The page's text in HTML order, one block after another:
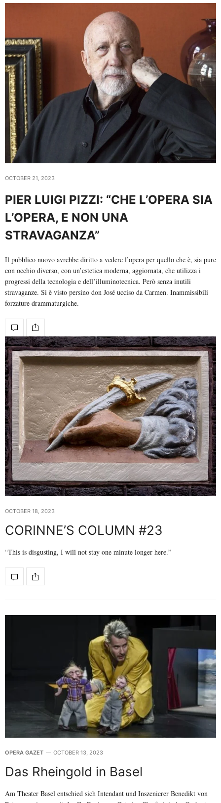
OCTOBER 21, 2023
PIER LUIGI PIZZI: “CHE L’OPERA SIA
L’OPERA, E NON UNA
STRAVAGANZA”
Il pubblico nuovo avrebbe diritto a vedere l’opera per quello che è, sia pure
con occhio diverso, con un’estetica moderna, aggiornata, che utilizza i
progressi della tecnologia e dell’illuminotecnica. Però senza inutili
stravaganze. Si è visto persino don José ucciso da Carmen. Inammissibili
forzature drammaturgiche.
OCTOBER 18, 2023
CORINNE’S COLUMN #23
“This is disgusting, I will not stay one minute longer here.”
OPERA GAZET OCTOBER 13, 2023
Das Rheingold in Basel
Am Theater Basel entschied sich Intendant und Inszenierer Benedikt von